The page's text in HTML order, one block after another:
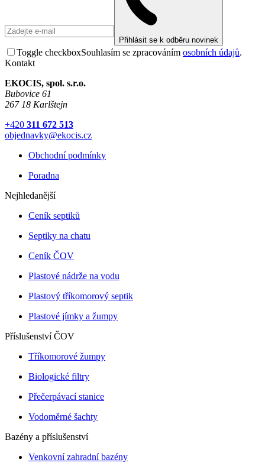
Přihlásit se k odběru novinek
Toggle checkboxSouhlasím se zpracováním osobních údajů.
Kontakt
EKOCIS, spol. s.r.o.
Bubovice 61
267 18 Karlštejn
+420 311 672 513
objednavky@ekocis.cz
Obchodní podmínky
Poradna
Nejhledanější
Ceník septiků
Septiky na chatu
Ceník ČOV
Plastové nádrže na vodu
Plastový tříkomorový septik
Plastové jímky a žumpy
Příslušenství ČOV
Tříkomorové žumpy
Biologické filtry
Přečerpávací stanice
Vodoměrné šachty
Bazény a příslušenství
Venkovní zahradní bazény